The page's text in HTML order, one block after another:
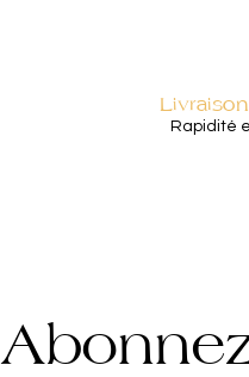
Rapidité